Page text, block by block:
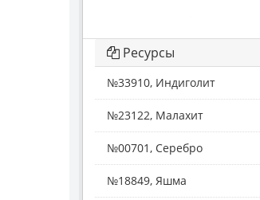
Ресурсы
№33910, Индиголит
№23122, Малахит
№00701, Серебро
№18849, Яшма